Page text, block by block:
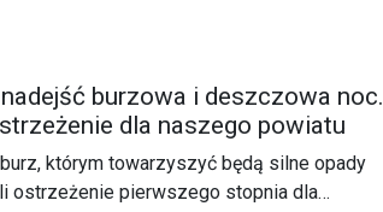
naszym terenie.
burzowa i deszczowa noc.
dla naszego powiatu
którym towarzyszyć będą silne opady
ostrzeżenie pierwszego stopnia dla